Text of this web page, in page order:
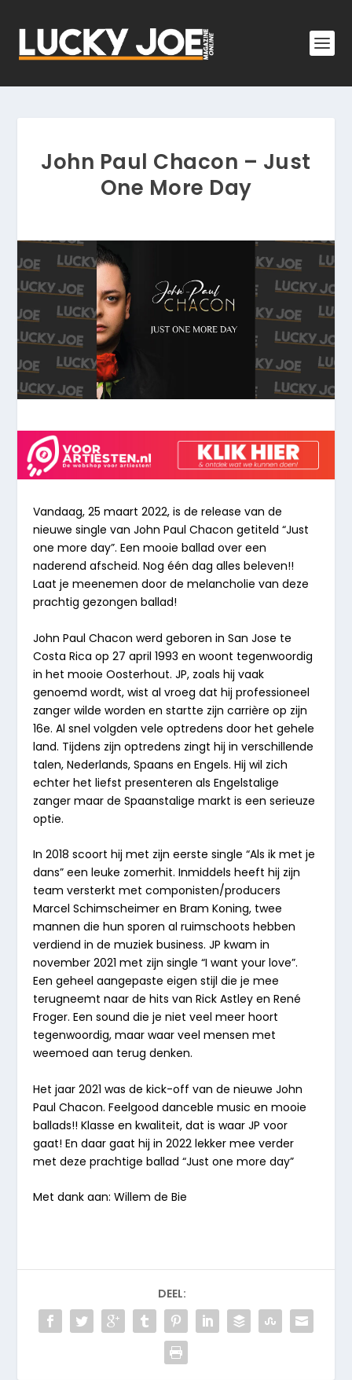
John Paul Chacon – Just
One More Day
Vandaag, 25 maart 2022, is de release van de
nieuwe single van John Paul Chacon getiteld “Just
one more day”. Een mooie ballad over een
naderend afscheid. Nog één dag alles beleven!!
Laat je meenemen door de melancholie van deze
prachtig gezongen ballad!
John Paul Chacon werd geboren in San Jose te
Costa Rica op 27 april 1993 en woont tegenwoordig
in het mooie Oosterhout. JP, zoals hij vaak
genoemd wordt, wist al vroeg dat hij professioneel
zanger wilde worden en startte zijn carrière op zijn
16e. Al snel volgden vele optredens door het gehele
land. Tijdens zijn optredens zingt hij in verschillende
talen, Nederlands, Spaans en Engels. Hij wil zich
echter het liefst presenteren als Engelstalige
zanger maar de Spaanstalige markt is een serieuze
optie.
In 2018 scoort hij met zijn eerste single “Als ik met je
dans” een leuke zomerhit. Inmiddels heeft hij zijn
team versterkt met componisten/producers
Marcel Schimscheimer en Bram Koning, twee
mannen die hun sporen al ruimschoots hebben
verdiend in de muziek business. JP kwam in
november 2021 met zijn single “I want your love”.
Een geheel aangepaste eigen stijl die je mee
terugneemt naar de hits van Rick Astley en René
Froger. Een sound die je niet veel meer hoort
tegenwoordig, maar waar veel mensen met
weemoed aan terug denken.
Het jaar 2021 was de kick-off van de nieuwe John
Paul Chacon. Feelgood danceble music en mooie
ballads!! Klasse en kwaliteit, dat is waar JP voor
gaat! En daar gaat hij in 2022 lekker mee verder
met deze prachtige ballad “Just one more day”
Met dank aan: Willem de Bie
DEEL: